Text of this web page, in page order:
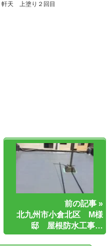
軒天 上塗り２回目
前の記事 »
北九州市小倉北区 M様
邸 屋根防水工事…